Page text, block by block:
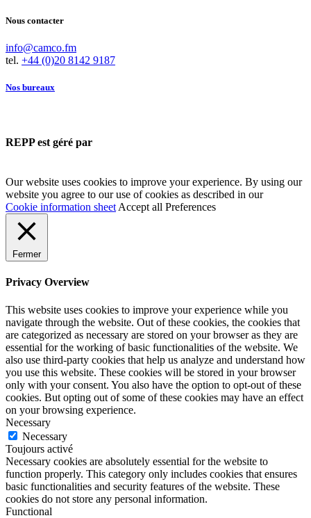
Nous contacter
info@camco.fm
tel. +44 (0)20 8142 9187
Nos bureaux
REPP est géré par
Our website uses cookies to improve your experience. By using our
website you agree to our use of cookies as described in our
Cookie information sheet Accept all Preferences
Fermer
Privacy Overview
This website uses cookies to improve your experience while you
navigate through the website. Out of these cookies, the cookies that
are categorized as necessary are stored on your browser as they are
essential for the working of basic functionalities of the website. We
also use third-party cookies that help us analyze and understand how
you use this website. These cookies will be stored in your browser
only with your consent. You also have the option to opt-out of these
cookies. But opting out of some of these cookies may have an effect
on your browsing experience.
Necessary
Necessary
Toujours activé
Necessary cookies are absolutely essential for the website to
function properly. This category only includes cookies that ensures
basic functionalities and security features of the website. These
cookies do not store any personal information.
Functional